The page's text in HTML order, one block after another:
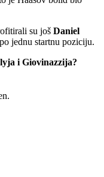
su još Daniel
jednu startnu poziciju.
i Giovinazzija?